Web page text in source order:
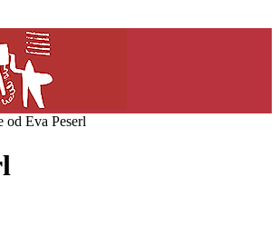
od Eva Peserl